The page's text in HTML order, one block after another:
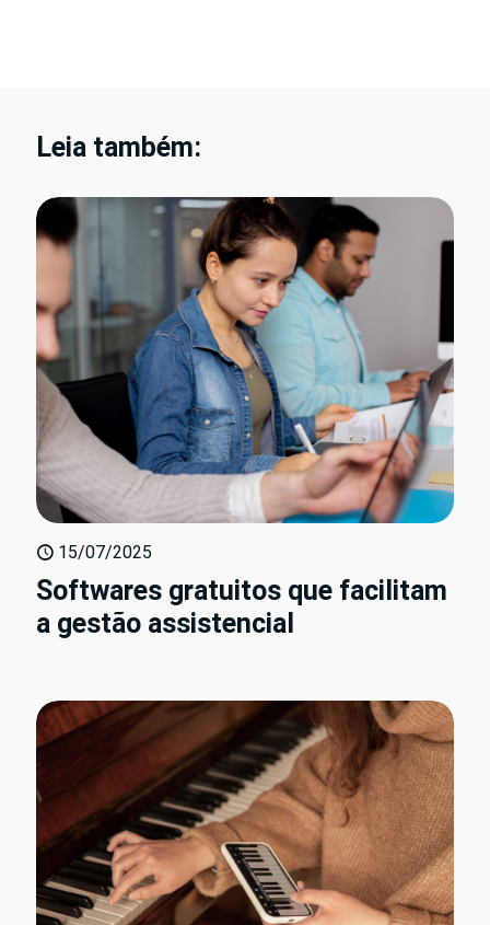
Leia também:
15/07/2025
Softwares gratuitos que facilitam
a gestão assistencial